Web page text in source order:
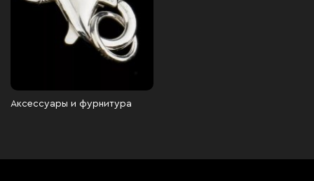
Аксессуары и фурнитура